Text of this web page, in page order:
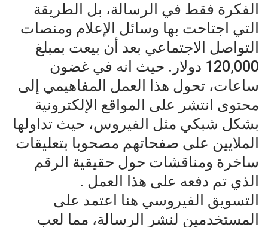
الفكرة فقط في الرسالة، بل الطريقة
التي اجتاحت بها وسائل الإعلام ومنصات
التواصل الاجتماعي بعد أن بيعت بمبلغ
120,000 دولار. حيث انه في غضون
ساعات، تحول هذا العمل المفاهيمي إلى
محتوى انتشر على المواقع الإلكترونية
بشكل شبكي مثل الفيروس، حيث تداولها
الملايين على صفحاتهم مصحوبا بتعليقات
ساخرة ومناقشات حول حقيقية الرقم
الذي تم دفعه على هذا العمل .
التسويق الفيروسي هنا اعتمد على
المستخدمين لنشر الرسالة، مما لعب